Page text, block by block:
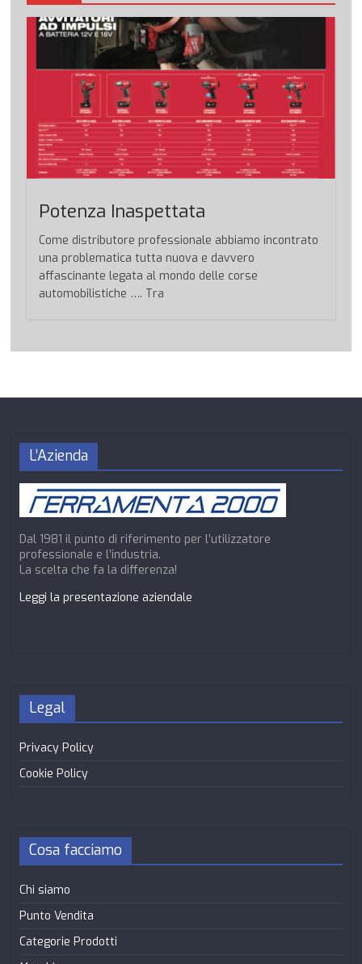
Potenza Inaspettata
Come distributore professionale abbiamo incontrato
una problematica tutta nuova e davvero
affascinante legata al mondo delle corse
automobilistiche …. Tra
L’Azienda
Dal 1981 il punto di riferimento per l’utilizzatore
professionale e l’industria.
La scelta che fa la differenza!
Leggi la presentazione aziendale
Legal
Privacy Policy
Cookie Policy
Cosa facciamo
Chi siamo
Punto Vendita
Categorie Prodotti